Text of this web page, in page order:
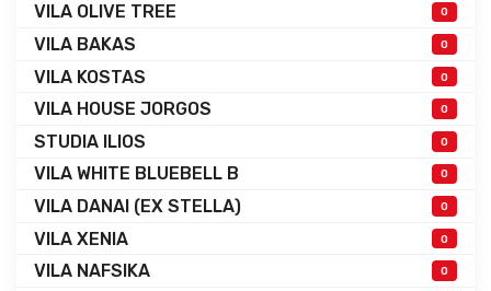
VILA OLIVE TREE 0
VILA BAKAS 0
VILA KOSTAS 0
VILA HOUSE JORGOS 0
STUDIA ILIOS 0
VILA WHITE BLUEBELL B 0
VILA DANAI (EX STELLA) 0
VILA XENIA 0
VILA NAFSIKA 0